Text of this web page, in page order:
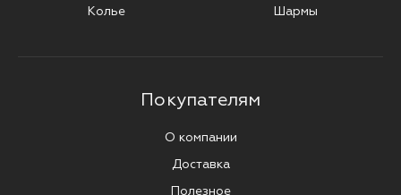
Колье
Шармы
Покупателям
О компании
Доставка
Полезное